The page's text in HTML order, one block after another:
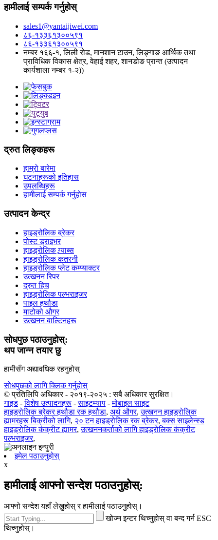
हामीलाई सम्पर्क गर्नुहोस्
sales1@yantaijiwei.com
८६-१३३६१३००५९१
८६-१३३६१३००५९१
नम्बर १६६-१, लिली रोड, मानशान टाउन, लिङ्गाङ आर्थिक तथा
प्राविधिक विकास क्षेत्र, वेहाई शहर, शानडोङ प्रान्त (उत्पादन
कार्यशाला नम्बर १-२))
द्रुत लिङ्कहरू
हाम्रो बारेमा
घटनाहरूको इतिहास
उपलब्धिहरू
हामीलाई सम्पर्क गर्नुहोस
उत्पादन केन्द्र
हाइड्रोलिक ब्रेकर
पोस्ट ड्राइभर
हाइड्रोलिक ग्र्याब्स
हाइड्रोलिक कतरनी
हाइड्रोलिक प्लेट कम्प्याक्टर
उत्खनन रिपर
द्रुत हिच
हाइड्रोलिक पल्भराइजर
पाइल हथौडा
माटोको औगर
उत्खनन बाल्टिनहरू
सोधपुछ पठाउनुहोस्:
थप जान्न तयार छु
हामीसँग अद्यावधिक रहनुहोस्
सोधपुछको लागि क्लिक गर्नुहोस्
© प्रतिलिपि अधिकार - २०१९-२०२५ : सबै अधिकार सुरक्षित।
गाइड -विशेष उत्पादनहरू -साइटम्याप -मोबाइल साइट
हाइड्रोलिक ब्रेकर हथौडा रक हथौडा, अर्थ औगर,उत्खनन हाइड्रोलिक
ह्यामरहरू बिक्रीको लागि, २० टन हाइड्रोलिक रक ब्रेकर,बक्स साइलेन्स्ड
हाइड्रोलिक कंक्रीट ह्यामर,उत्खननकर्ताको लागि हाइड्रोलिक कंक्रीट
पल्भराइजर,
इमेल पठाउनुहोस्
x
हामीलाई आफ्नो सन्देश पठाउनुहोस्:
आफ्नो सन्देश यहाँ लेख्नुहोस् र हामीलाई पठाउनुहोस्।
खोज्न इन्टर थिच्नुहोस् वा बन्द गर्न ESC
थिच्नुहोस्।